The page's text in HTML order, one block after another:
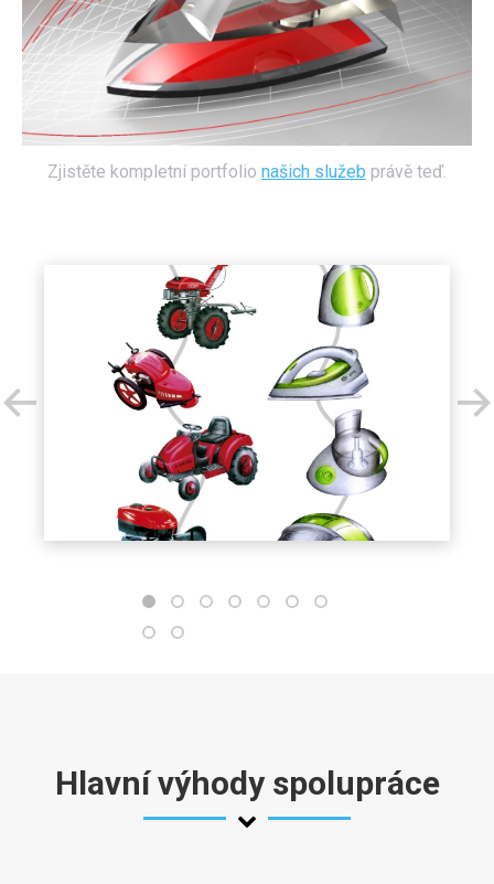
Zjistěte kompletní portfolio našich služeb právě teď.
Hlavní výhody spolupráce